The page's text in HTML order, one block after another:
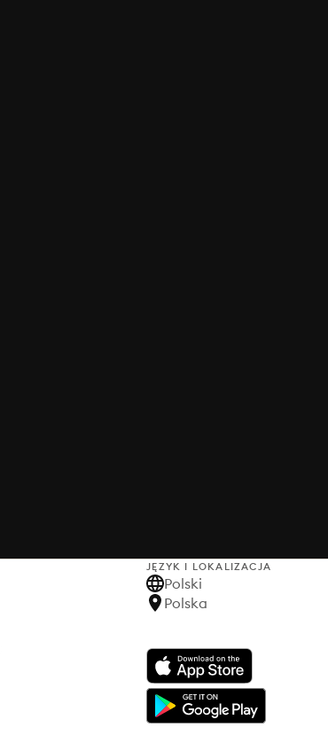
JĘZYK I LOKALIZACJA
Polski
Polska